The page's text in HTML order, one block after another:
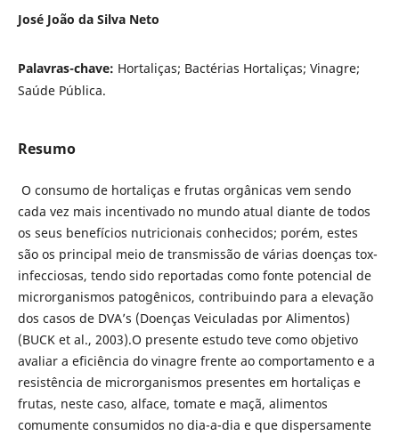
José João da Silva Neto
Palavras-chave: Hortaliças; Bactérias Hortaliças; Vinagre;
Saúde Pública.
Resumo
O consumo de hortaliças e frutas orgânicas vem sendo
cada vez mais incentivado no mundo atual diante de todos
os seus benefícios nutricionais conhecidos; porém, estes
são os principal meio de transmissão de várias doenças tox-
infecciosas, tendo sido reportadas como fonte potencial de
microrganismos patogênicos, contribuindo para a elevação
dos casos de DVA’s (Doenças Veiculadas por Alimentos)
(BUCK et al., 2003).O presente estudo teve como objetivo
avaliar a eficiência do vinagre frente ao comportamento e a
resistência de microrganismos presentes em hortaliças e
frutas, neste caso, alface, tomate e maçã, alimentos
comumente consumidos no dia-a-dia e que dispersamente